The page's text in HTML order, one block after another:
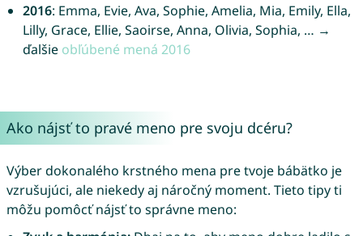
2016: Emma, Evie, Ava, Sophie, Amelia, Mia, Emily, Ella,
Lilly, Grace, Ellie, Saoirse, Anna, Olivia, Sophia, … →
ďalšie obľúbené mená 2016
Ako nájsť to pravé meno pre svoju dcéru?
Výber dokonalého krstného mena pre tvoje bábätko je
vzrušujúci, ale niekedy aj náročný moment. Tieto tipy ti
môžu pomôcť nájsť to správne meno: